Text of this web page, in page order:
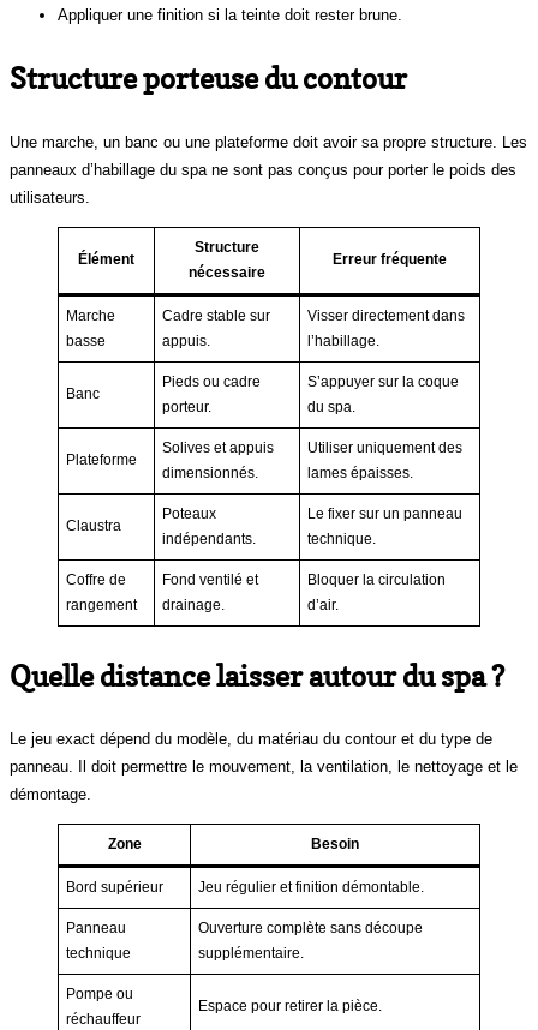
Appliquer une finition si la teinte doit rester brune.
Structure porteuse du contour
Une marche, un banc ou une plateforme doit avoir sa propre structure. Les
panneaux d’habillage du spa ne sont pas conçus pour porter le poids des
utilisateurs.
Élément
Structure
nécessaire
Erreur fréquente
Marche
basse
Cadre stable sur
appuis.
Visser directement dans
l’habillage.
Banc
Pieds ou cadre
porteur.
S’appuyer sur la coque
du spa.
Plateforme
Solives et appuis
dimensionnés.
Utiliser uniquement des
lames épaisses.
Claustra
Poteaux
indépendants.
Le fixer sur un panneau
technique.
Coffre de
rangement
Fond ventilé et
drainage.
Bloquer la circulation
d’air.
Quelle distance laisser autour du spa ?
Le jeu exact dépend du modèle, du matériau du contour et du type de
panneau. Il doit permettre le mouvement, la ventilation, le nettoyage et le
démontage.
Zone Besoin
Bord supérieur Jeu régulier et finition démontable.
Panneau
technique
Ouverture complète sans découpe
supplémentaire.
Pompe ou
réchauffeur
Espace pour retirer la pièce.